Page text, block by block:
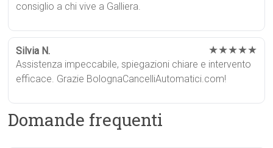
consiglio a chi vive a Galliera.
Silvia N. ★★★★★
Assistenza impeccabile, spiegazioni chiare e intervento
efficace. Grazie BolognaCancelliAutomatici.com!
Domande frequenti